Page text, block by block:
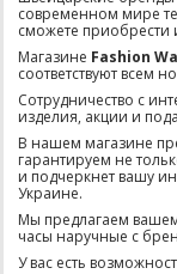
современном мире
сможете
Магазине Fashion
соответствуют всем
Сотрудничество с
изделия, акции и
В нашем магазине
гарантируем не
и подчеркнет вашу
Украине.
Мы предлагаем
часы наручные с
У вас есть